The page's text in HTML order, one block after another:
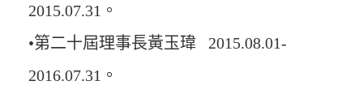
2015.07.31。
•第二十屆理事長黃玉瑋 2015.08.01-
2016.07.31。